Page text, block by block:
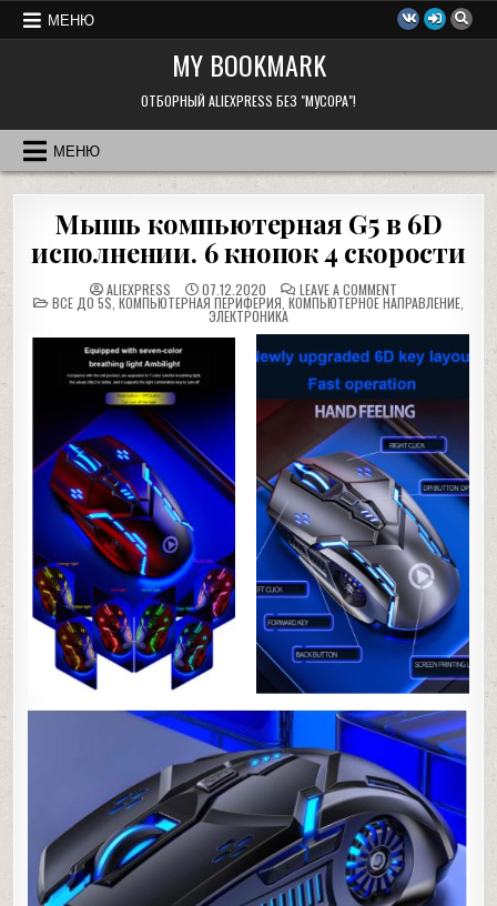
Перейти
МЕНЮ
MY BOOKMARK
ОТБОРНЫЙ ALIEXPRESS БЕЗ "МУСОРА"!
МЕНЮ
Мышь компьютерная G5 в 6D
исполнении. 6 кнопок 4 скорости
ALIEXPRESS 07.12.2020 LEAVE A COMMENTON
МЫШЬ
КОМПЬЮТЕРНАЯ
6D
ИСПОЛНЕНИИ.
6
КНОПОК
4
СКОРОСТИ
POSTED
IN
ВСЕ ДО 5$ КОМПЬЮТЕРНАЯ ПЕРИФЕРИЯ КОМПЬЮТЕРНОЕ НАПРАВЛЕНИЕ
ЭЛЕКТРОНИКА